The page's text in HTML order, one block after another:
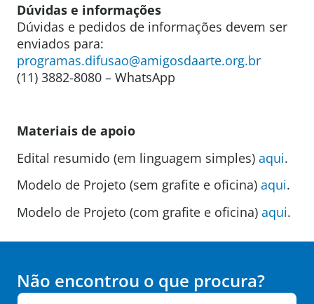
Dúvidas e informações
Dúvidas e pedidos de informações devem ser
enviados para:
programas.difusao@amigosdaarte.org.br
(11) 3882-8080 – WhatsApp
Materiais de apoio
Edital resumido (em linguagem simples) aqui.
Modelo de Projeto (sem grafite e oficina) aqui.
Modelo de Projeto (com grafite e oficina) aqui.
Não encontrou o que procura?